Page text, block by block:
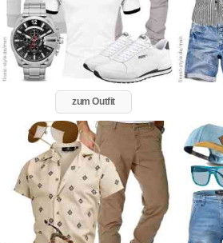
zum Outfit